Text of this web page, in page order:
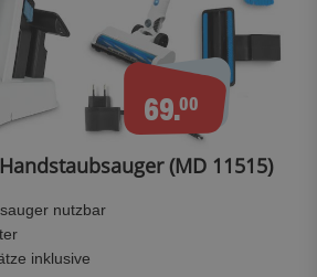
69.00
(MD 11515)
nutzbar
inklusive